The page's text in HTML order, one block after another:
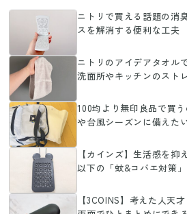
ニトリで買える話題の消
スを解消する便利な工夫
ニトリのアイデアタオル
洗面所やキッチンのスト
100均より無印良品で買
や台風シーズンに備えた
【カインズ】生活感を抑
以下の「蚊&コバエ対策
【3COINS】考えた人天